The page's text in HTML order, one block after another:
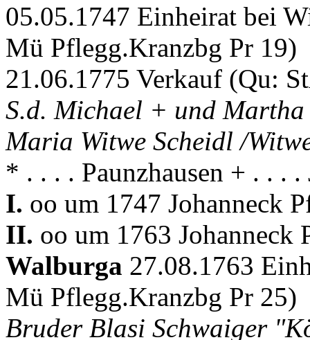
05.05.1747 Einheirat bei
Mü Pflegg.Kranzbg Pr 19)
21.06.1775 Verkauf (Qu:
S.d. Michael + und
Maria Witwe Scheidl /
* . . . . Paunzhausen + . . . .
I. oo um 1747 Johanneck
II. oo um 1763 Johanneck
Walburga 27.08.1763
Mü Pflegg.Kranzbg Pr 25)
Bruder Blasi Schwaiger